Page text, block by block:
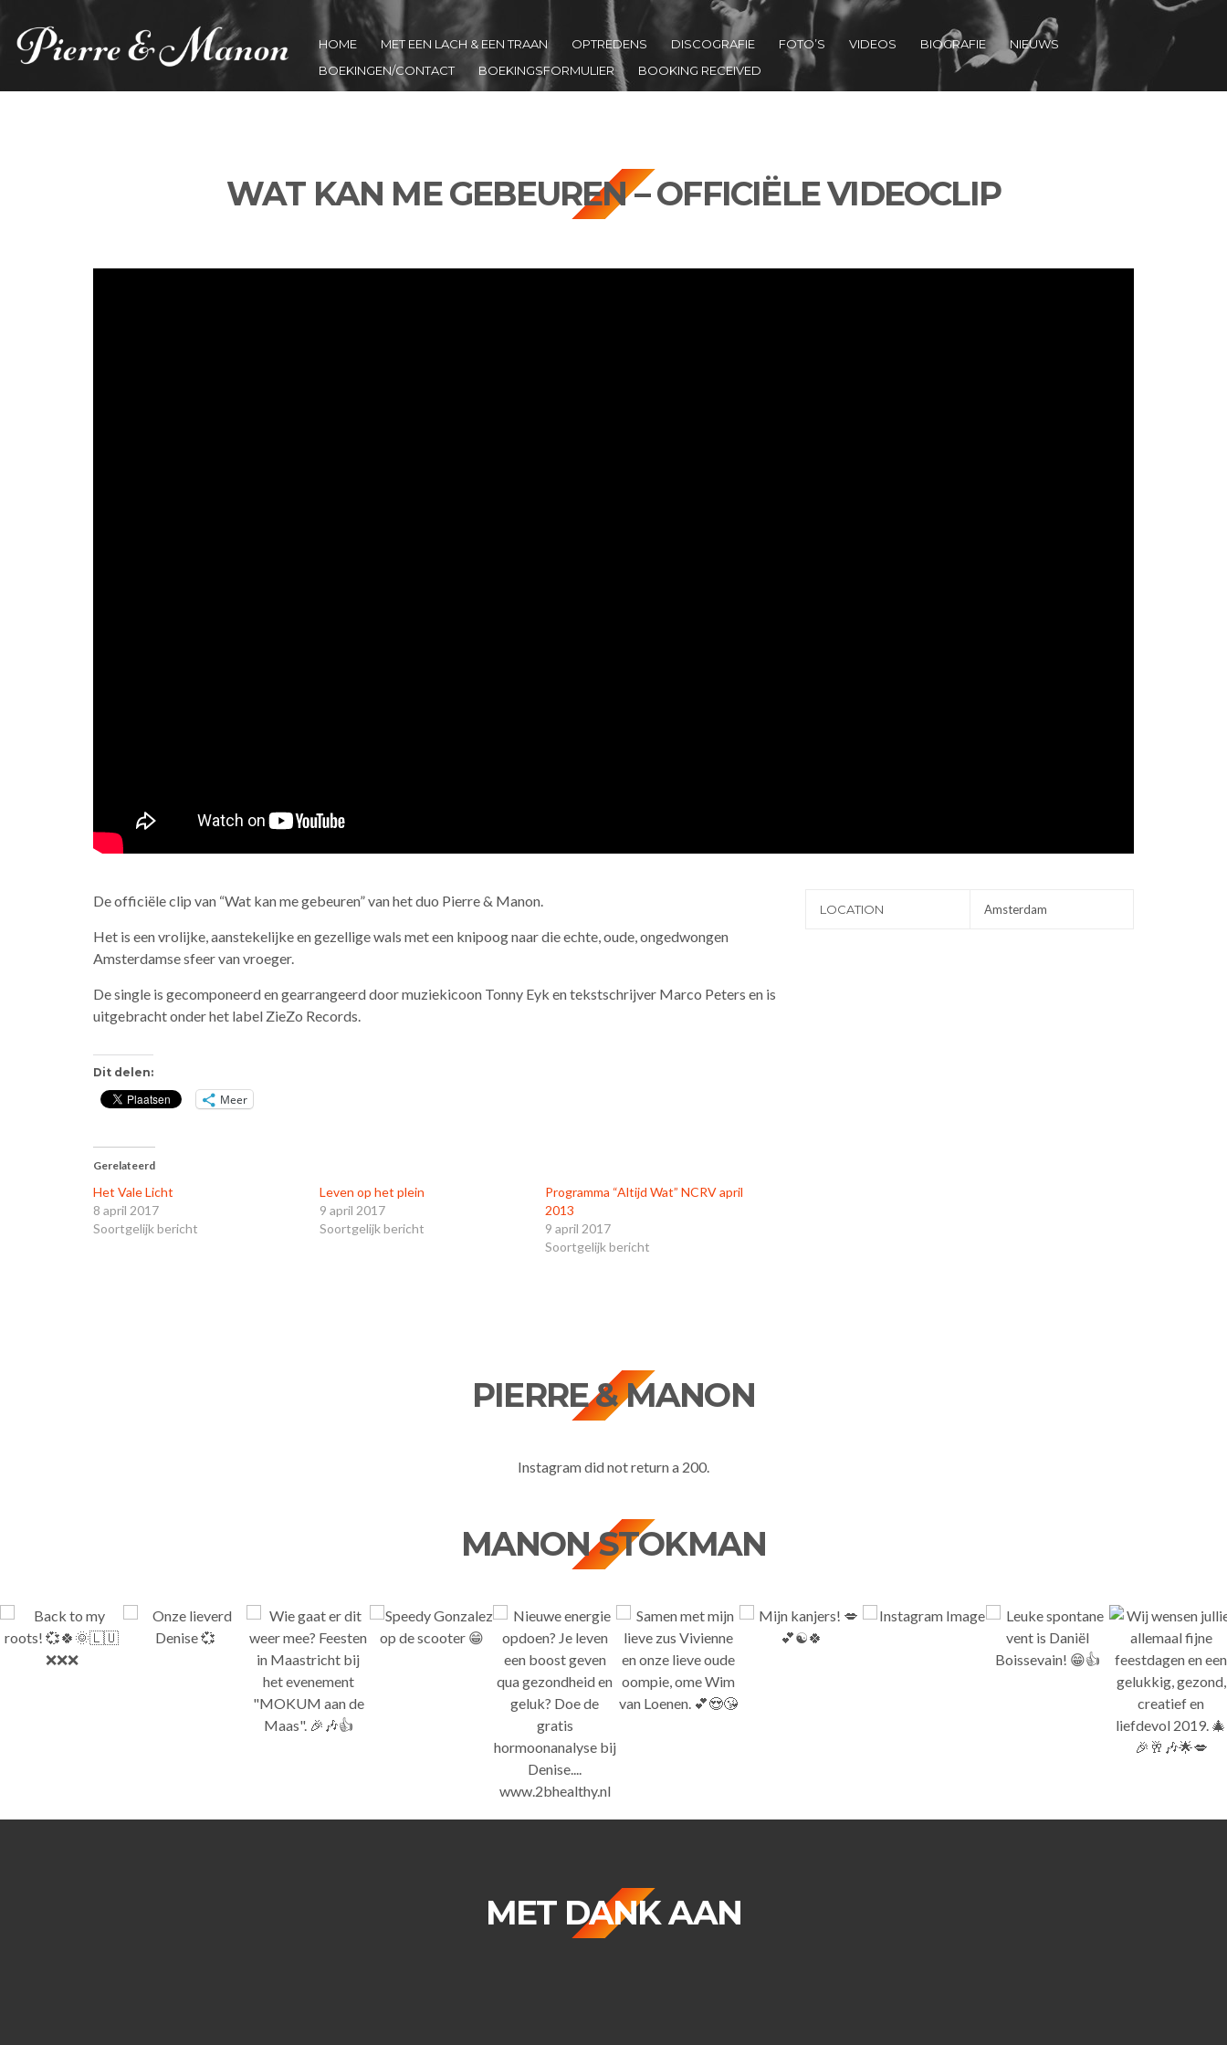
HOME MET EEN LACH & EEN TRAAN OPTREDENS DISCOGRAFIE FOTO’S VIDEOS BIOGRAFIE
NIEUWS
BOEKINGEN/CONTACT
BOEKINGSFORMULIER BOOKING RECEIVED
WAT KAN ME GEBEUREN – OFFICIËLE VIDEOCLIP
De officiële clip van “Wat kan me gebeuren” van het duo Pierre & Manon.
Het is een vrolijke, aanstekelijke en gezellige wals met een knipoog naar die echte, oude, ongedwongen
Amsterdamse sfeer van vroeger.
De single is gecomponeerd en gearrangeerd door muziekicoon Tonny Eyk en tekstschrijver Marco Peters en is
uitgebracht onder het label ZieZo Records.
Dit delen:
Meer
Gerelateerd
Het Vale Licht
8 april 2017
Soortgelijk bericht
Leven op het plein
9 april 2017
Soortgelijk bericht
Programma “Altijd Wat” NCRV april
2013
9 april 2017
Soortgelijk bericht
LOCATION Amsterdam
PIERRE & MANON
Instagram did not return a 200.
MANON STOKMAN
MET DANK AAN